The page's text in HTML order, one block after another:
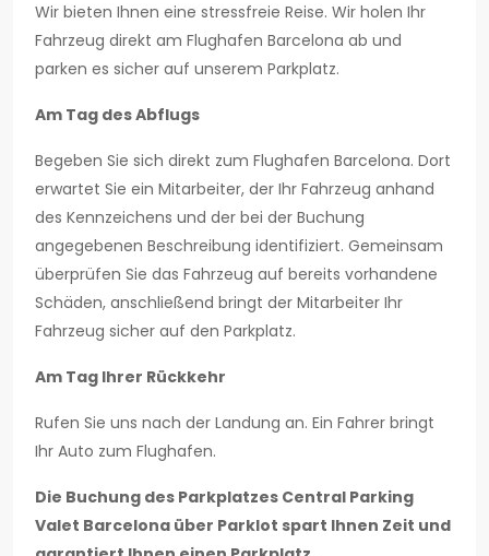
Wir bieten Ihnen eine stressfreie Reise. Wir holen Ihr
Fahrzeug direkt am Flughafen Barcelona ab und
parken es sicher auf unserem Parkplatz.
Am Tag des Abflugs
Begeben Sie sich direkt zum Flughafen Barcelona. Dort
erwartet Sie ein Mitarbeiter, der Ihr Fahrzeug anhand
des Kennzeichens und der bei der Buchung
angegebenen Beschreibung identifiziert. Gemeinsam
überprüfen Sie das Fahrzeug auf bereits vorhandene
Schäden, anschließend bringt der Mitarbeiter Ihr
Fahrzeug sicher auf den Parkplatz.
Am Tag Ihrer Rückkehr
Rufen Sie uns nach der Landung an. Ein Fahrer bringt
Ihr Auto zum Flughafen.
Die Buchung des Parkplatzes Central Parking
Valet Barcelona über Parklot spart Ihnen Zeit und